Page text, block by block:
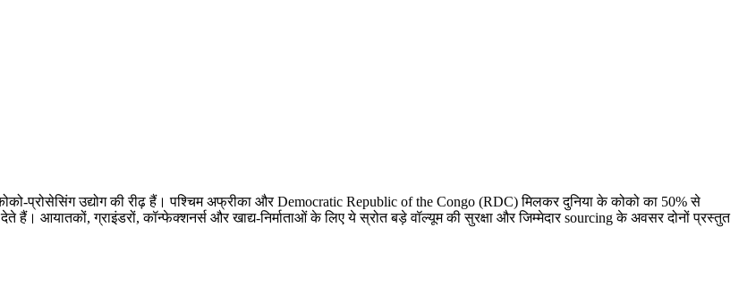
प्रोसेसिंग उद्योग की रीढ़ हैं। पश्चिम अफ्रीका और Democratic Republic of the Congo (RDC) मिलकर दुनिया के कोको का 50% से
आयातकों, ग्राइंडरों, कॉन्फेक्शनर्स और खाद्य-निर्माताओं के लिए ये स्रोत बड़े वॉल्यूम की सुरक्षा और जिम्मेदार sourcing के अवसर दोनों प्रस्तुत